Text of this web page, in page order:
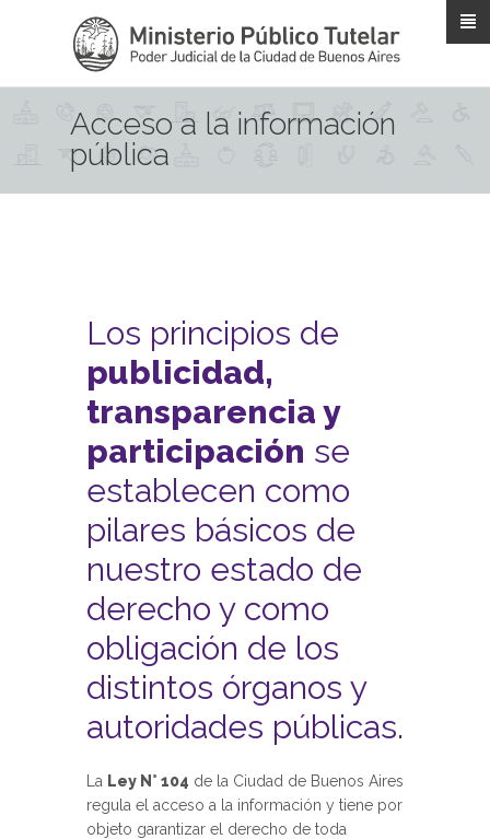
Acceso a la información
pública
Los principios de
publicidad,
transparencia y
participación se
establecen como
pilares básicos de
nuestro estado de
derecho y como
obligación de los
distintos órganos y
autoridades públicas.
La Ley N° 104 de la Ciudad de Buenos Aires
regula el acceso a la información y tiene por
objeto garantizar el derecho de toda